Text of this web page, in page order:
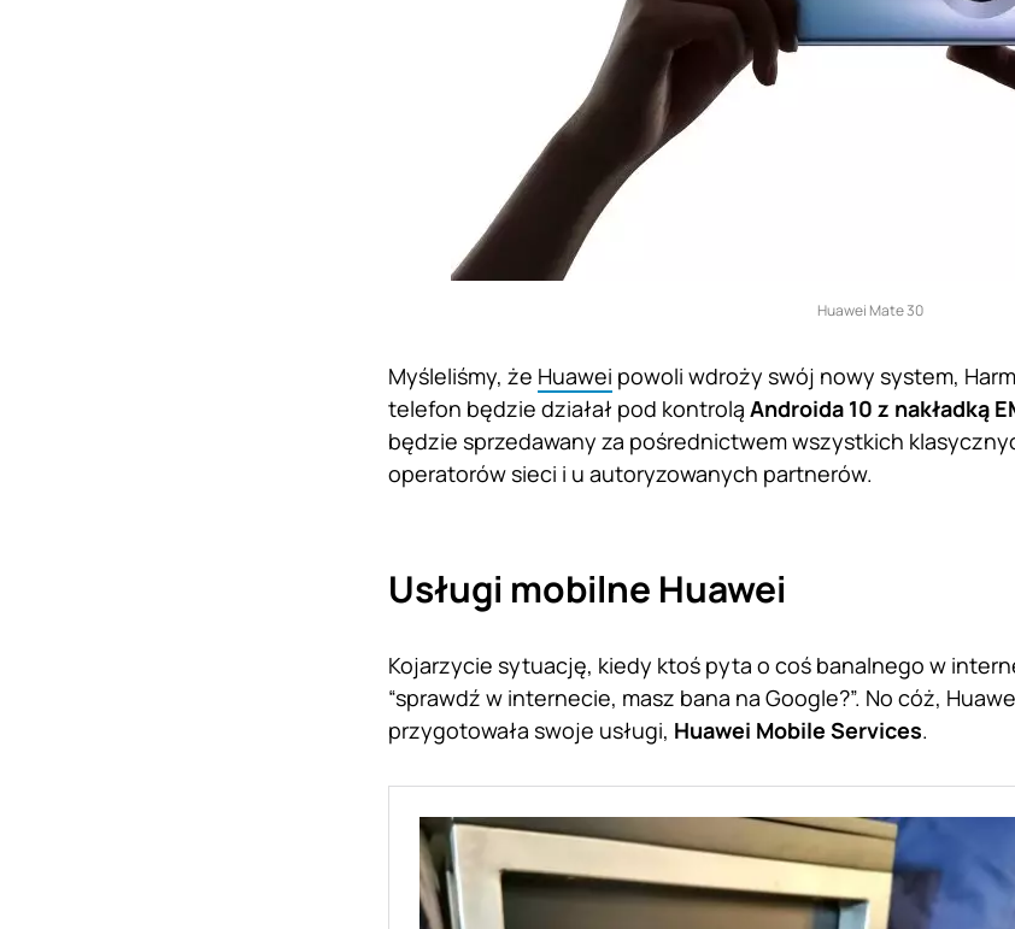
Huawei Mate 30
Myśleliśmy, że Huawei powoli wdroży swój nowy system,
telefon będzie działał pod kontrolą Androida 10 z nakładką
będzie sprzedawany za pośrednictwem wszystkich
operatorów sieci i u autoryzowanych partnerów.
Usługi mobilne Huawei
Kojarzycie sytuację, kiedy ktoś pyta o coś banalnego w
“sprawdź w internecie, masz bana na Google?”. No cóż,
przygotowała swoje usługi, Huawei Mobile Services.